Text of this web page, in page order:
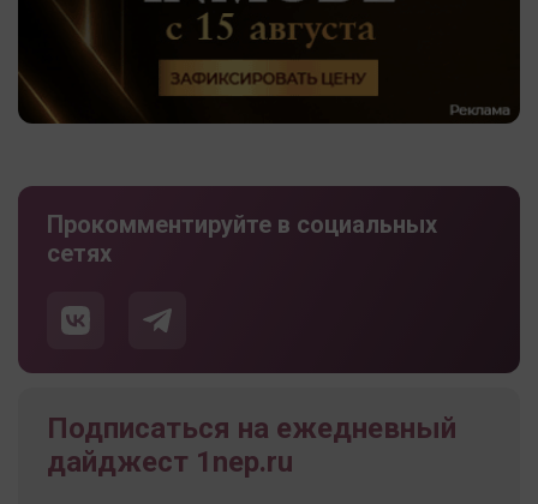
Прокомментируйте в социальных
сетях
Подписаться на ежедневный
дайджест 1nep.ru